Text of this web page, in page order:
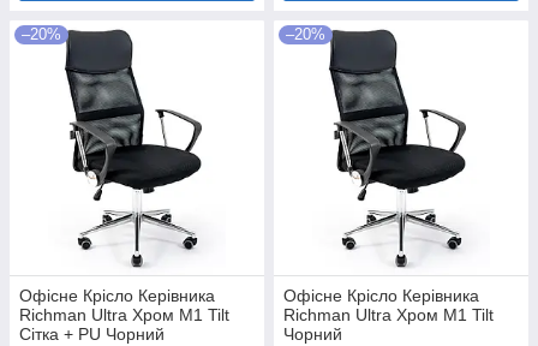
–20%
Офісне Крісло Керівника
Richman Ultra Хром М1 Tilt
Сітка + PU Чорний
–20%
Офісне Крісло Керівника
Richman Ultra Хром М1 Tilt
Чорний